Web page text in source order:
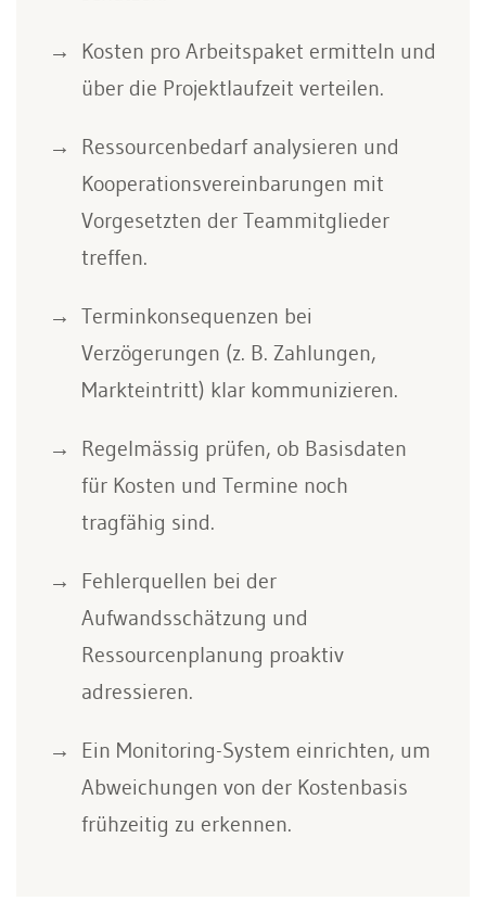
Kosten pro Arbeitspaket ermitteln und
über die Projektlaufzeit verteilen.
Ressourcenbedarf analysieren und
Kooperationsvereinbarungen mit
Vorgesetzten der Teammitglieder
treffen.
Terminkonsequenzen bei
Verzögerungen (z. B. Zahlungen,
Markteintritt) klar kommunizieren.
Regelmässig prüfen, ob Basisdaten
für Kosten und Termine noch
tragfähig sind.
Fehlerquellen bei der
Aufwandsschätzung und
Ressourcenplanung proaktiv
adressieren.
Ein Monitoring-System einrichten, um
Abweichungen von der Kostenbasis
frühzeitig zu erkennen.